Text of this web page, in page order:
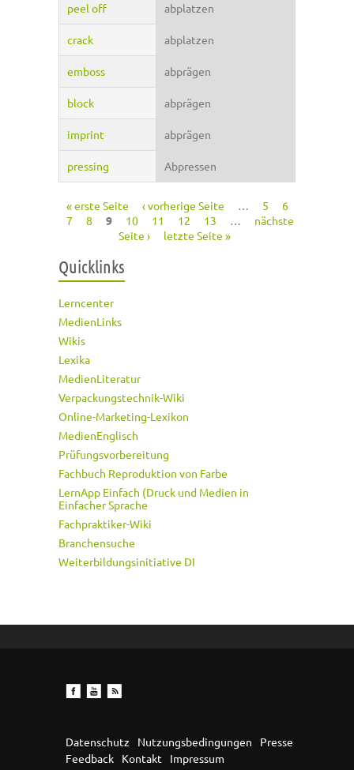
peel off abplatzen
crack abplatzen
emboss abprägen
block abprägen
imprint abprägen
pressing Abpressen
Seiten
« erste Seite ‹ vorherige Seite … 5
6
7
8 9 10 11 12 13 …
nächste
Seite ›
letzte Seite »
Quicklinks
Lerncenter
MedienLinks
Wikis
Lexika
MedienLiteratur
Verpackungstechnik-Wiki
Online-Marketing-Lexikon
MedienEnglisch
Prüfungsvorbereitung
Fachbuch Reproduktion von Farbe
LernApp Einfach (Druck und Medien in
Einfacher Sprache
Fachpraktiker-Wiki
Branchensuche
Weiterbildungsinitiative DI
Datenschutz Nutzungsbedingungen
Presse
Feedback
Kontakt Impressum